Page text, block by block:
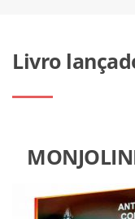
Livro